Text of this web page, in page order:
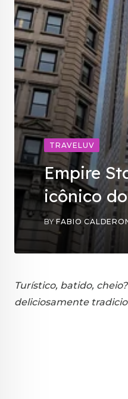
TRAVELUV
Empire
icônico
BYFABIO
Turístico, batido,
deliciosamente